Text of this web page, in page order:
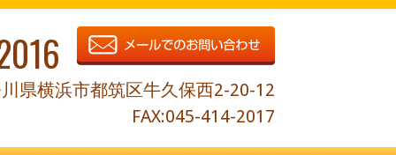
県横浜市都筑区牛久保西2-20-12
FAX:045-414-2017